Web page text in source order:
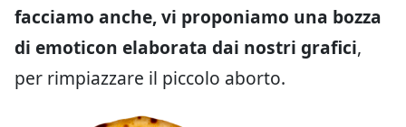
facciamo anche, vi proponiamo una bozza
di emoticon elaborata dai nostri grafici,
per rimpiazzare il piccolo aborto.